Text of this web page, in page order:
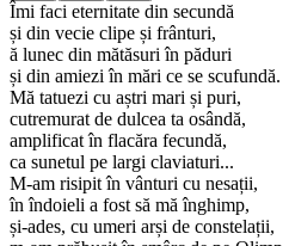
Îmi faci eternitate din secundă
și din vecie clipe și frânturi,
ă lunec din mătăsuri în păduri
și din amiezi în mări ce se scufundă.
Mă tatuezi cu aștri mari și puri,
cutremurat de dulcea ta osândă,
amplificat în flacăra fecundă,
ca sunetul pe largi claviaturi...
M-am risipit în vânturi cu nesații,
în îndoieli a fost să mă înghimp,
și-ades, cu umeri arși de constelații,